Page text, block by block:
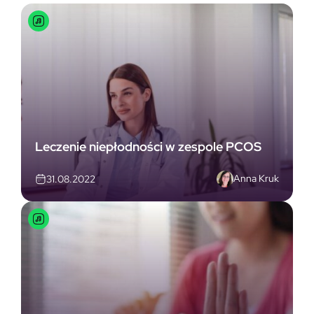
Leczenie niepłodności w zespole PCOS
31.08.2022 Anna Kruk